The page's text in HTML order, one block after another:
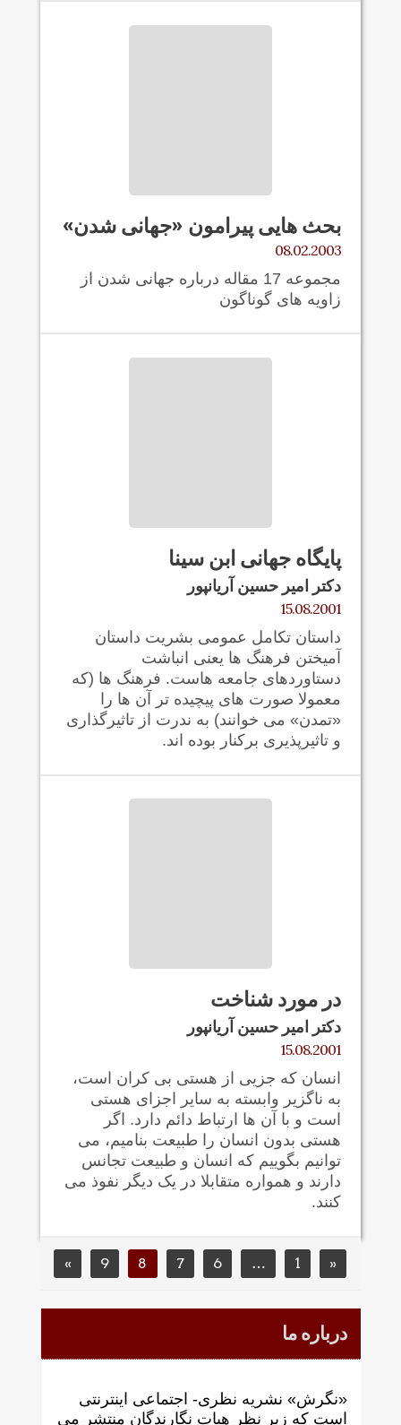
بحث هايی پيرامون «جهانی شدن»
08.02.2003
مجموعه 17 مقاله درباره جهانی شدن از
زاویه های گوناگون
پایگاه جهانی ابن سینا
دکتر امیر حسین آریانپور
15.08.2001
داستان تکامل عمومی بشریت داستان
آمیختن فرهنگ ها یعنی انباشت
دستاوردهای جامعه هاست. فرهنگ ها (که
معمولا صورت های پیچیده تر آن ها را
«تمدن» می خوانند) به ندرت از تاثیرگذاری
و تاثیرپذیری برکنار بوده اند.
در مورد شناخت
دکتر امیر حسین آریانپور
15.08.2001
انسان که جزیی از هستی بی کران است،
به ناگزیر وابسته به سایر اجزای هستی
است و با آن ها ارتباط دائم دارد. اگر
هستی بدون انسان را طبیعت بنامیم، می
توانیم بگوییم که انسان و طبیعت تجانس
دارند و همواره متقابلا در یک دیگر نفوذ می
کنند.
«
1
…
6
7
8
9
»
درباره ما
«نگرش» نشریه نظری- اجتماعی اینترنتی
است که زير نظر هيات نگارندگان منتشر می